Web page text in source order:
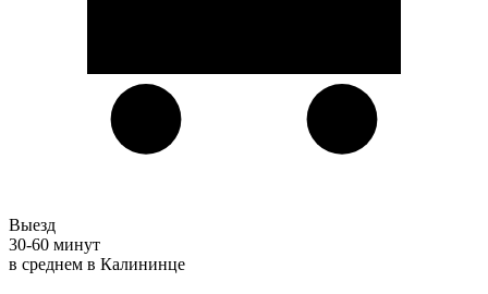
Выезд
30-60 минут
в среднем в Калининце